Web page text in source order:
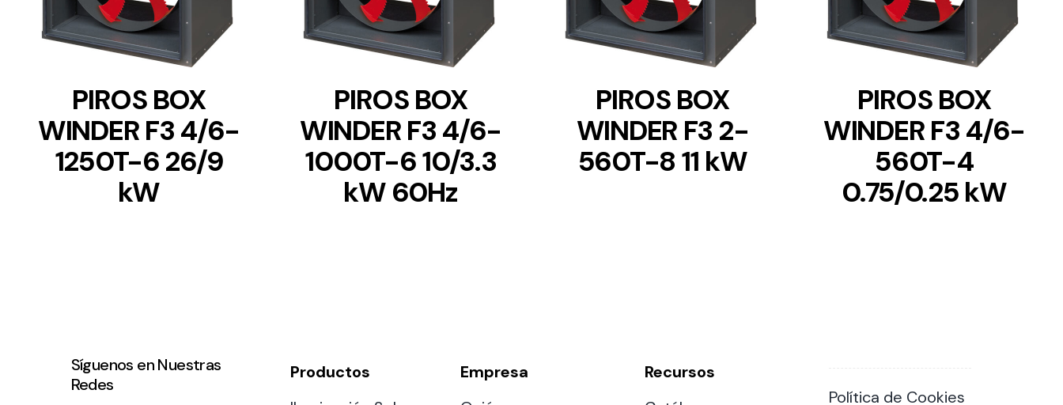
PIROS BOX
WINDER F3 4/6-
1250T-6 26/9
kW
PIROS BOX
WINDER F3 4/6-
1000T-6 10/3.3
kW 60Hz
PIROS BOX
WINDER F3 2-
560T-8 11 kW
PIROS BOX
WINDER F3 4/6-
560T-4
0.75/0.25 kW
Síguenos en Nuestras
Redes
Productos
Empresa
Recursos
Política de Cookies